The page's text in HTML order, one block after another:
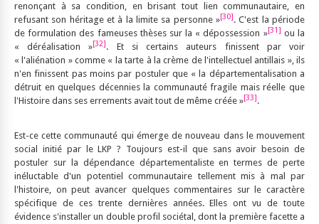
renonçant à sa condition, en brisant tout lien communautaire, en
refusant son héritage et à la limite sa personne »[30]. C'est la période
de formulation des fameuses thèses sur la « dépossession »[31] ou la
« déréalisation »[32]. Et si certains auteurs finissent par voir
« l'aliénation » comme « la tarte à la crème de l'intellectuel antillais », ils
n'en finissent pas moins par postuler que « la départementalisation a
détruit en quelques décennies la communauté fragile mais réelle que
l'Histoire dans ses errements avait tout de même créée »[33].
Est-ce cette communauté qui émerge de nouveau dans le mouvement
social initié par le LKP ? Toujours est-il que sans avoir besoin de
postuler sur la dépendance départementaliste en termes de perte
inéluctable d'un potentiel communautaire tellement mis à mal par
l'histoire, on peut avancer quelques commentaires sur le caractère
spécifique de ces trente dernières années. Elles ont vu de toute
évidence s'installer un double profil sociétal, dont la première facette a